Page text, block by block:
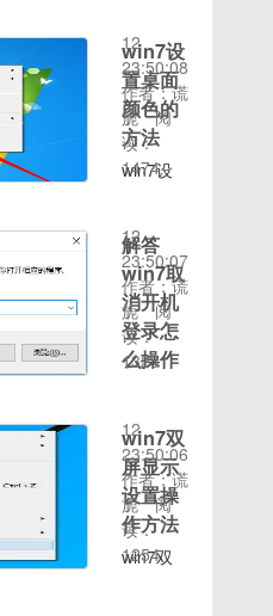
录MSN
又用不到
网页。登
录MSN
邮箱示例
46、打
MSN，
用刚注册
的账号登
录即可，
看我刚登
录的截
图，上面
是注册时
填写的名
字。msn
邮箱登
统能够识
别8G-
192G大
小的内存
空间。
32位示
32位与
64位的
使用体验
不同还基
于电脑本
身的硬件
果电脑的
硬件配置
属于低
配，建议
安装32
位系统，
网络侵权
立删】
击一下下
面的设备
右键选择
属性。如
何打开摄
像头示例
后我们在
打开的设
备属性窗
口上切换
到驱动程
序选项卡
驱动程序
详细信息
的按钮，
点击一
下，在里
面我们需
装，我们
在安装
Win10系
统的过程
中，如果
某个中
进行下一
步操作，
例如
windows
安装程序
（加载驱
少计算机
所需的介
质驱动程
序”，那
么我们遇
到这个问
4Ghttps://
a_tARZtiNhLKgA#/
个文本文
档，将以
下代码复
制到新建
文本文档
中：reg
delete
/va /f
taskkill /f
/im
explorer.exe
& start
explorer.exe，
栏载图
1 2.
代码复制
完毕后点
击文件选
择另存
么创
建 1.
进入
win7桌
面，点击
桌面左下
按钮，在
开始菜单
中选择控
制面板打
开。宽带
连接载图
板中选
择"网络
和
Internet"打
开。创建
宽带连接
win7设
置桌面
颜色的
方法
win7设
法 1.
小编这里
以设置绿
色为例说
明，鼠标
右键桌面
择个性化
打开。设
置桌面颜
色载图
1 2.
在个性化
界面中，
12
23:50:08
作者：谎
旎
阅
读：
1474
解答
win7取
消开机
登录怎
么操作
统桌面，
按键盘上
的Win+R
键打开运
行，在运
行框中输
时间：
12
23:50:07
作者：谎
旎
阅
读：
1323
win7双
屏显示
设置操
作方法
win7双
12
23:50:06
作者：谎
旎
阅
读：
1254